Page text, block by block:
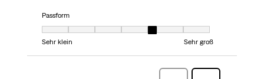
Passform
Passform, 5 von 7, wo 1 gleich Sehr klein ist und 7 gleich Sehr groß ist
Sehr klein
Sehr groß